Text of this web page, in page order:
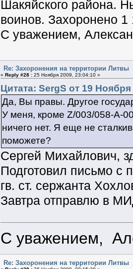
Шакяйского района.
воинов. Захоронено 1
С уважением,
Re: Захоронения на территории Литвы
« Reply #28 :25 Ноября 2009, 23:04:10 »
Цитата: SergS от 19
Да, Вы правы. Другое
У меня, кроме Z/003/058-А-
ничего нет. Я еще не
поможете?
Сергей Михайлович,
Подготовил письмо с
гв. ст. сержанта
Завтра отправлю в
С уважением,
Re: Захоронения на территории Литвы